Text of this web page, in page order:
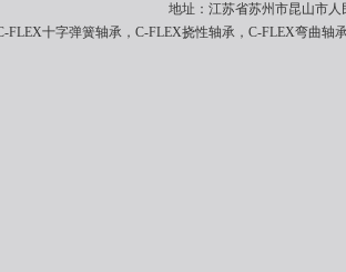
地址：江苏省苏州市昆山市人
FLEX十字弹簧轴承，C-FLEX挠性轴承，C-FLEX弯曲